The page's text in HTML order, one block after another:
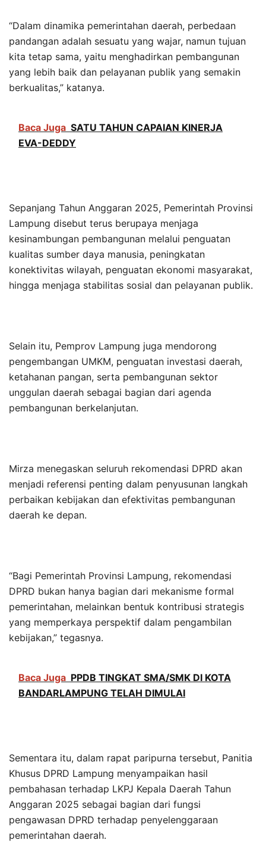
“Dalam dinamika pemerintahan daerah, perbedaan
pandangan adalah sesuatu yang wajar, namun tujuan
kita tetap sama, yaitu menghadirkan pembangunan
yang lebih baik dan pelayanan publik yang semakin
berkualitas,” katanya.
Baca Juga SATU TAHUN CAPAIAN KINERJA
EVA-DEDDY
Sepanjang Tahun Anggaran 2025, Pemerintah Provinsi
Lampung disebut terus berupaya menjaga
kesinambungan pembangunan melalui penguatan
kualitas sumber daya manusia, peningkatan
konektivitas wilayah, penguatan ekonomi masyarakat,
hingga menjaga stabilitas sosial dan pelayanan publik.
Selain itu, Pemprov Lampung juga mendorong
pengembangan UMKM, penguatan investasi daerah,
ketahanan pangan, serta pembangunan sektor
unggulan daerah sebagai bagian dari agenda
pembangunan berkelanjutan.
Mirza menegaskan seluruh rekomendasi DPRD akan
menjadi referensi penting dalam penyusunan langkah
perbaikan kebijakan dan efektivitas pembangunan
daerah ke depan.
“Bagi Pemerintah Provinsi Lampung, rekomendasi
DPRD bukan hanya bagian dari mekanisme formal
pemerintahan, melainkan bentuk kontribusi strategis
yang memperkaya perspektif dalam pengambilan
kebijakan,” tegasnya.
Baca Juga PPDB TINGKAT SMA/SMK DI KOTA
BANDARLAMPUNG TELAH DIMULAI
Sementara itu, dalam rapat paripurna tersebut, Panitia
Khusus DPRD Lampung menyampaikan hasil
pembahasan terhadap LKPJ Kepala Daerah Tahun
Anggaran 2025 sebagai bagian dari fungsi
pengawasan DPRD terhadap penyelenggaraan
pemerintahan daerah.